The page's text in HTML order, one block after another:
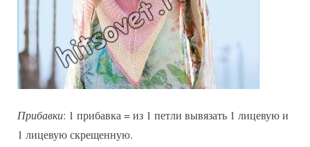
Прибавки: 1 прибавка = из 1 петли вывязать 1 лицевую и
1 лицевую скрещенную.